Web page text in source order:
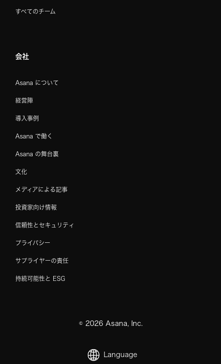
すべてのチーム
会社
Asana について
経営陣
導入事例
Asana で働く
Asana の舞台裏
文化
メディアによる記事
投資家向け情報
信頼性とセキュリティ
プライバシー
サプライヤーの責任
持続可能性と ESG
© 2026Asana, Inc.
Language